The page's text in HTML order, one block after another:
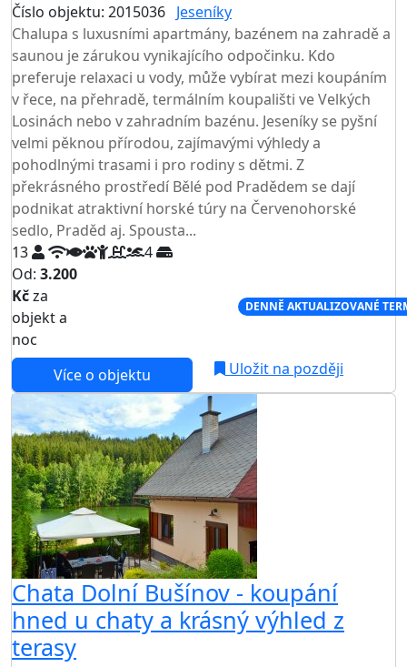
Číslo objektu: 2015036 Jeseníky
Chalupa s luxusními apartmány, bazénem na zahradě a
saunou je zárukou vynikajícího odpočinku. Kdo
preferuje relaxaci u vody, může vybírat mezi koupáním
v řece, na přehradě, termálním koupališti ve Velkých
Losinách nebo v zahradním bazénu. Jeseníky se pyšní
velmi pěknou přírodou, zajímavými výhledy a
pohodlnými trasami i pro rodiny s dětmi. Z
překrásného prostředí Bělé pod Pradědem se dají
podnikat atraktivní horské túry na Červenohorské
sedlo, Praděd aj. Spousta...
13
4
Od: 3.200
Kčza
objekt a
noc
DENNĚ AKTUALIZOVANÉ
Více o objektu Uložit na později
Chata Dolní Bušínov - koupání
hned u chaty a krásný výhled z
terasy